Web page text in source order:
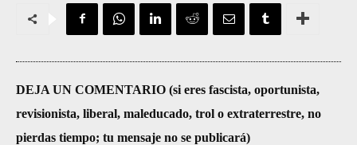
DEJA UN COMENTARIO (si eres fascista, oportunista,
revisionista, liberal, maleducado, trol o extraterrestre, no
pierdas tiempo; tu mensaje no se publicará)